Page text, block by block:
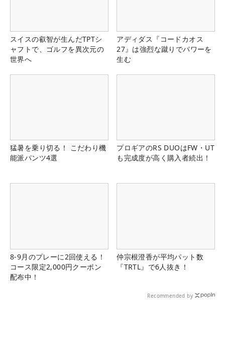
スイスの叡智が生んだTPTシ
ャフトで、ゴルフを異次元の
世界へ
アディダス『コードカオス
27』は強烈な蹴りでパワーを
生む
猛暑を乗り切る！ こだわり機
能派パンツ4選
プロギアのRS DUOはFW・UT
も完成度が高く購入者続出！
8-9月のプレーに2回使える！
コース限定2,000円クーポン
配布中！
仲宗根澄香が平均パット数
『TRTL』で6人抜き！
Recommended by